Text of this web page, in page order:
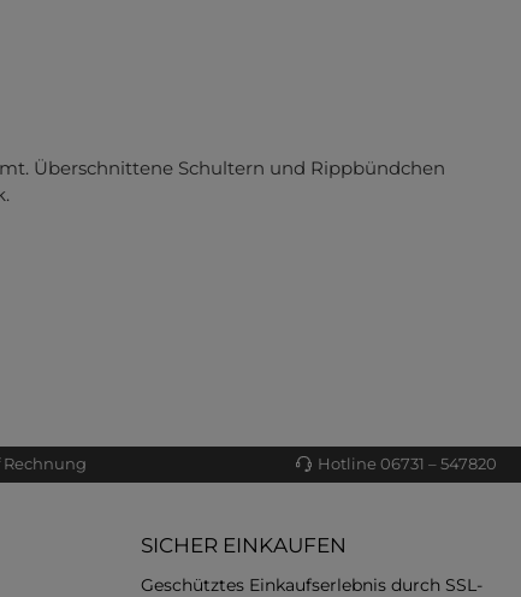
Überschnittene Schultern und Rippbündchen
Rechnung Hotline 06731 – 547820
SICHER EINKAUFEN
Geschütztes Einkaufserlebnis durch SSL-